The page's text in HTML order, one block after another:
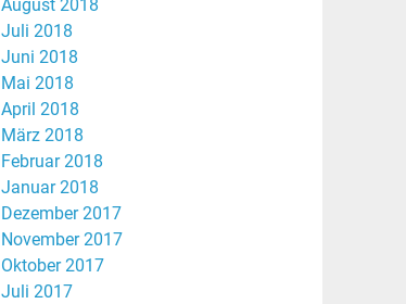
August 2018
Juli 2018
Juni 2018
Mai 2018
April 2018
März 2018
Februar 2018
Januar 2018
Dezember 2017
November 2017
Oktober 2017
Juli 2017